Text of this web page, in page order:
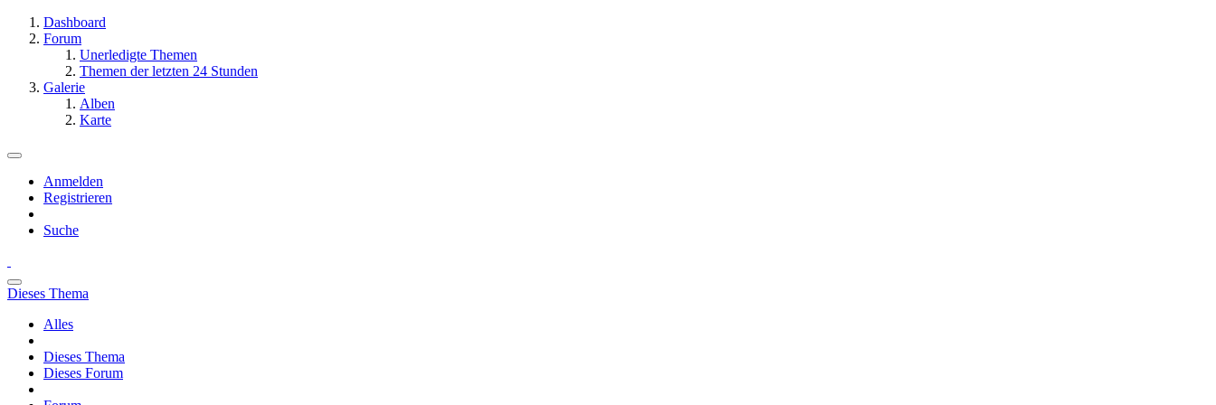
Dashboard
Forum
Unerledigte Themen
Themen der letzten 24 Stunden
Galerie
Alben
Karte
Anmelden
Registrieren
Suche
Dieses Thema
Alles
Dieses Thema
Dieses Forum